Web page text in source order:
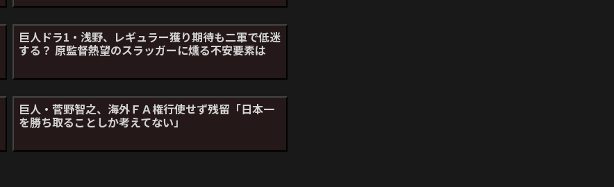
巨人ドラ1・浅野、レギュラー獲り期待も二軍で低迷
する？ 原監督熱望のスラッガーに燻る不安要素は
巨人・菅野智之、海外ＦＡ権行使せず残留「日本一
を勝ち取ることしか考えてない」